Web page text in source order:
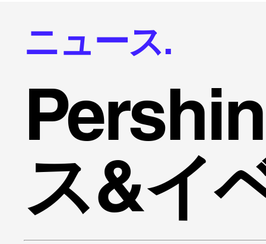
ニュース.
ス&イ